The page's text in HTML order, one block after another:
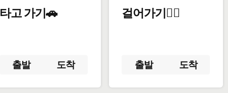
타고 가기🚗
출발 도착
걸어가기🚶‍♂️
출발 도착